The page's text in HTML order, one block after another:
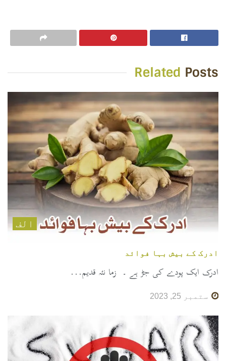
Related Posts
الف
ادرک کے بیش بہا فوائد
ادرک ایک پودے کی جڑ ہے ۔ زما نئہ قدیم...
ستمبر 25, 2023